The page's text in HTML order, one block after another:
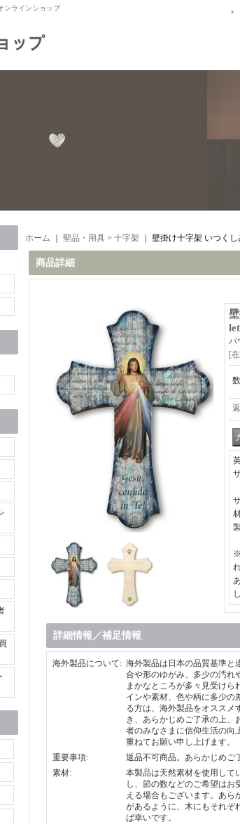
ンラインショップ
ホーム 聖品・用具 > 十字架 壁掛け十字架 いつく
商品詳細
パ
[
※
詳細情報／補足情報
海外製品について: 海外製品は日本の品質基準と
合や形のゆがみ、多少の汚れ
まかなところが多々見受け
インや素材、色や柄に多少の
る方は、海外製品をオススメ
き、あらかじめご了承の上
者のみなさまに信仰生活の向
重ねてお願い申し上げます。
重要事項:
返品不可商品。あらかじめご
素材:
本製品は天然素材を使用して
し、節の数などのご希望は
える場合もございます。あら
があるように、木にもそれぞ
ば幸いです。